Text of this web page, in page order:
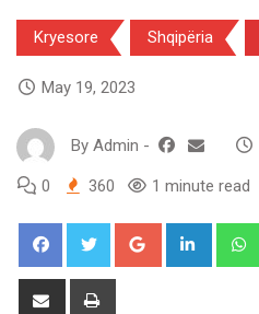
Kryesore Shqipëria
May 19, 2023
By Admin -
0 360 1 minute read
Google+ LinkedIn
Share